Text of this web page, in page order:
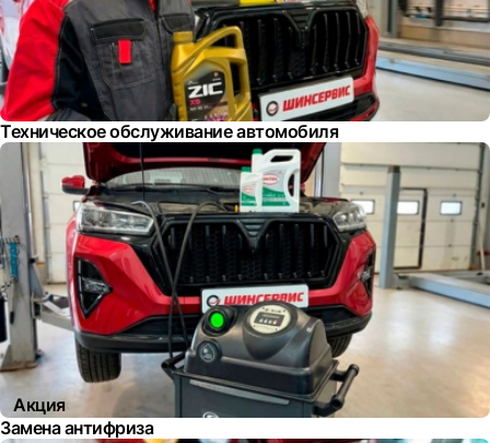
Техническое обслуживание автомобиля
Акция
Замена антифриза